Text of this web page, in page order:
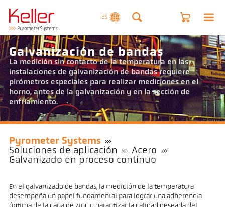
ES
Galvanización de bandas
La medición sin contacto de la temperatura en las
instalaciones de galvanización de bandas requiere
pirómetros especiales para realizar mediciones en el
horno, antes de la galvanización y en la sección de
enfriamiento.
Pyrometer Systems
Soluciones de aplicación
Acero
Galvanizado en proceso continuo
En el galvanizado de bandas, la medición de la temperatura
desempeña un papel fundamental para lograr una adherencia